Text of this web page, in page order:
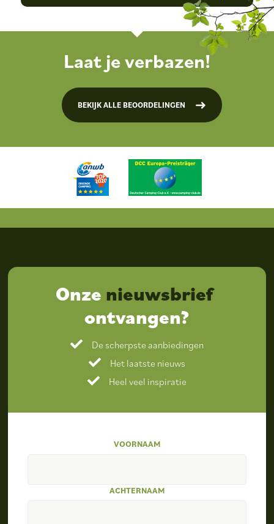
Laat je verbazen!
BEKIJK ALLE BEOORDELINGEN
Onze nieuwsbrief
ontvangen?
De scherpste aanbiedingen
Het laatste nieuws
Heel veel inspiratie
VOORNAAM
ACHTERNAAM